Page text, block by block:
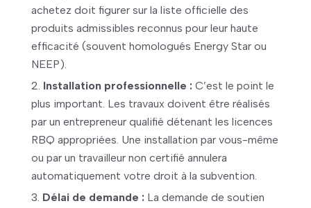
achetez doit figurer sur la liste officielle des
produits admissibles reconnus pour leur haute
efficacité (souvent homologués Energy Star ou
NEEP).
Installation professionnelle :C’est le point le
plus important. Les travaux doivent être réalisés
par un entrepreneur qualifié détenant les licences
RBQ appropriées. Une installation par vous-même
ou par un travailleur non certifié annulera
automatiquement votre droit à la subvention.
Délai de demande : La demande de soutien